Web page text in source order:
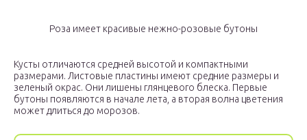
Роза имеет красивые нежно-розовые бутоны
Кусты отличаются средней высотой и компактными
размерами. Листовые пластины имеют средние размеры и
зеленый окрас. Они лишены глянцевого блеска. Первые
бутоны появляются в начале лета, а вторая волна цветения
может длиться до морозов.